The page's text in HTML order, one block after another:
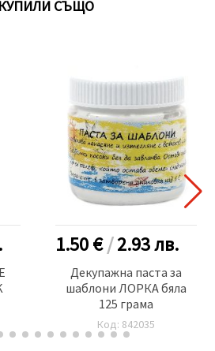
СЪЩО
1.50 €/2.93лв.
Декупажна паста за
шаблони ЛОРКА бяла
125 грама
Код: 842035